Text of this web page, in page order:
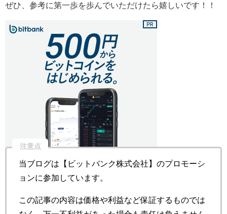
ぜひ、参考に第一歩を歩んでいただけたら嬉しいです！！
注意点
当ブログは【ビットバンク株式会社】のプロモーシ
ョンに参加しています。
この記事の内容は価格や利益など保証するものでは